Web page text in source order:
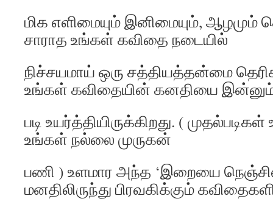
மிக எளிமையும் இனிமையும், ஆழமும்
சாராத உங்கள் கவிதை நடையில்
நிச்சயமாய் ஒரு சத்தியத்தன்மை
உங்கள் கவிதையின் கனதியை
படி உயர்த்தியிருக்கிறது. (
உங்கள் நல்லை முருகன்
பணி ) உளமார அந்த ‘இறையை
மனதிலிருந்து பிரவகிக்கும்